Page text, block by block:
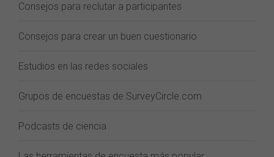
Consejos para reclutar a participantes
Consejos para crear un buen cuestionario
Estudios en las redes sociales
Grupos de encuestas de SurveyCircle.com
Podcasts de ciencia